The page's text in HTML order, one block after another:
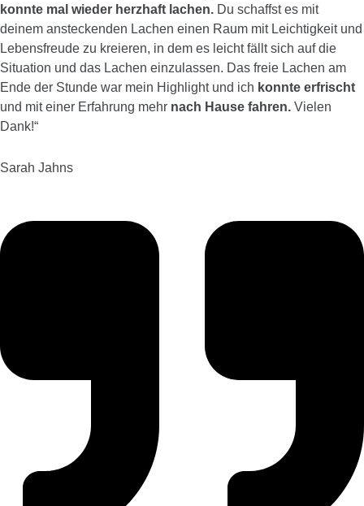
konnte mal wieder herzhaft lachen. Du schaffst es mit
deinem ansteckenden Lachen einen Raum mit Leichtigkeit und
Lebensfreude zu kreieren, in dem es leicht fällt sich auf die
Situation und das Lachen einzulassen. Das freie Lachen am
Ende der Stunde war mein Highlight und ich konnte erfrischt
und mit einer Erfahrung mehr nach Hause fahren. Vielen
Dank!“
Sarah Jahns